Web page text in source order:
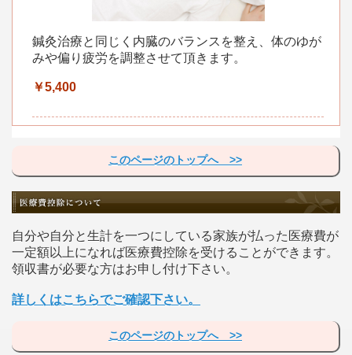
鍼灸治療と同じく内臓のバランスを整え、体のゆが
みや偏り疲労を調整させて頂きます。
￥5,400
このページのトップへ >>
自分や自分と生計を一つにしている家族が払った医療費が
一定額以上になれば医療費控除を受けることができます。
領収書が必要な方はお申し付け下さい。
詳しくはこちらでご確認下さい。
このページのトップへ >>